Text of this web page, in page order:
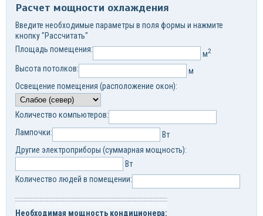
Расчет мощности охлаждения
Введите необходимые параметры в поля формы и нажмите
кнопку "Рассчитать"
Площадь помещения:
м2
Высота потолков:
м
Освещение помещения (расположение окон):
Количество компьютеров:
Лампочки:
Вт
Другие электроприборы (суммарная мощность):
Вт
Количество людей в помещении:
Необходимая мощность кондиционера: